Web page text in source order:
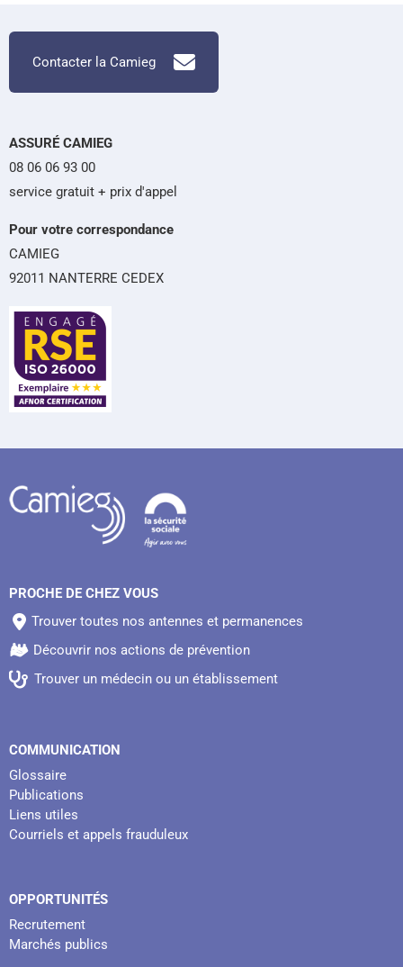
Contacter la Camieg
ASSURÉ CAMIEG
08 06 06 93 00
service gratuit + prix d'appel
Pour votre correspondance
CAMIEG
92011 NANTERRE CEDEX
PROCHE DE CHEZ VOUS
Trouver toutes nos antennes et permanences
Découvrir nos actions de prévention
Trouver un médecin ou un établissement
COMMUNICATION
Glossaire
Publications
Liens utiles
Courriels et appels frauduleux
OPPORTUNITÉS
Recrutement
Marchés publics